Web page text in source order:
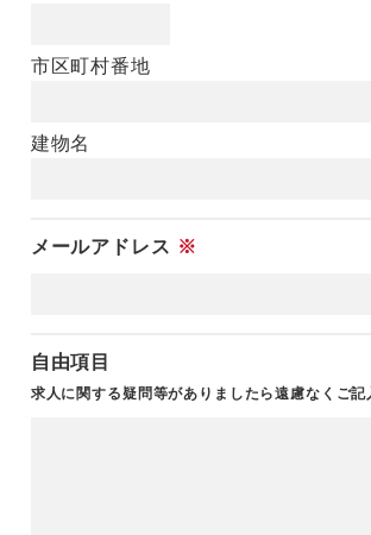
市区町村番地
建物名
メールアドレス ※
自由項目
求人に関する疑問等がありましたら遠慮なくご記